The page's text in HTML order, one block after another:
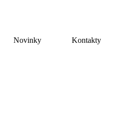
Novinky Kontakty